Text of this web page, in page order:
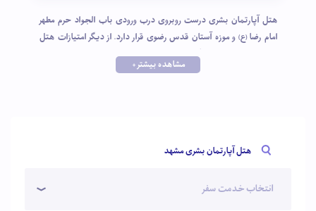
هتل آپارتمان بشری درست روبروی درب ورودی باب الجواد حرم مطهر
امام رضا (ع) و موزه آستان قدس رضوی قرار دارد. از دیگر امتیازات هتل
بشری نزدیکی به ایستگاه مترو و اتوبوس است که برای مسافرانی که با
وسیله شخصی سفر نمیکنند موقعیتی ایده آل است. هتل بشری به
مشاهده بیشتر +
هتل آپارتمان بشری مشهد
انتخاب خدمت سفر